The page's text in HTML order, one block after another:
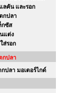
คัน และรอก
กปลา
กซัส
แต่ง
ส่รอก
กปลา
ปลา มอเตอร์ไกด์